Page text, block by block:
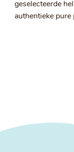
geselecteerde
authentieke pure